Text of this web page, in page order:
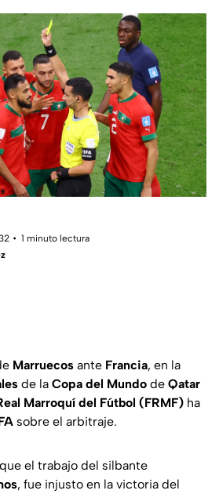
1 minuto lectura
Marruecos ante Francia, en la
de la Copa del Mundo de Qatar
Marroquí del Fútbol (FRMF) ha
sobre el arbitraje.
el trabajo del silbante
, fue injusto en la victoria del